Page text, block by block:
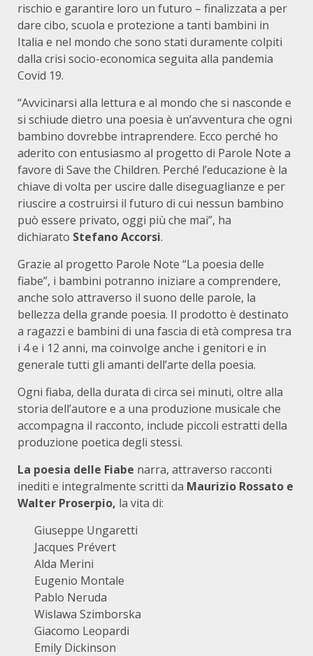
rischio e garantire loro un futuro – finalizzata a per
dare cibo, scuola e protezione a tanti bambini in
Italia e nel mondo che sono stati duramente colpiti
dalla crisi socio-economica seguita alla pandemia
Covid 19.
“Avvicinarsi alla lettura e al mondo che si nasconde e
si schiude dietro una poesia è un’avventura che ogni
bambino dovrebbe intraprendere. Ecco perché ho
aderito con entusiasmo al progetto di Parole Note a
favore di Save the Children. Perché l’educazione è la
chiave di volta per uscire dalle diseguaglianze e per
riuscire a costruirsi il futuro di cui nessun bambino
può essere privato, oggi più che mai”, ha
dichiarato Stefano Accorsi.
Grazie al progetto Parole Note “La poesia delle
fiabe”, i bambini potranno iniziare a comprendere,
anche solo attraverso il suono delle parole, la
bellezza della grande poesia. Il prodotto è destinato
a ragazzi e bambini di una fascia di età compresa tra
i 4 e i 12 anni, ma coinvolge anche i genitori e in
generale tutti gli amanti dell’arte della poesia.
Ogni fiaba, della durata di circa sei minuti, oltre alla
storia dell’autore e a una produzione musicale che
accompagna il racconto, include piccoli estratti della
produzione poetica degli stessi.
La poesia delle Fiabe narra, attraverso racconti
inediti e integralmente scritti da Maurizio Rossato e
Walter Proserpio, la vita di:
Giuseppe Ungaretti
Jacques Prévert
Alda Merini
Eugenio Montale
Pablo Neruda
Wislawa Szimborska
Giacomo Leopardi
Emily Dickinson